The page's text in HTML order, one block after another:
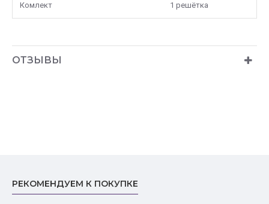
Комлект 1 решётка
ОТЗЫВЫ
РЕКОМЕНДУЕМ К ПОКУПКЕ